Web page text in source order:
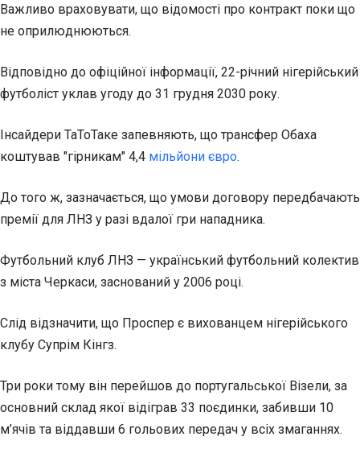
Важливо враховувати, що відомості про контракт поки що
не оприлюднюються.
Відповідно до офіційної інформації, 22-річний нігерійський
футболіст уклав угоду до 31 грудня 2030 року.
Інсайдери ТаТоТаке запевняють, що трансфер Обаха
коштував "гірникам" 4,4 мільйони євро.
До того ж, зазначається, що умови договору передбачають
премії для ЛНЗ у разі вдалої гри нападника.
Футбольний клуб ЛНЗ — український футбольний колектив
з міста Черкаси, заснований у 2006 році.
Слід відзначити, що Проспер є вихованцем нігерійського
клубу Супрім Кінгз.
Три роки тому він перейшов до португальської Візели, за
основний склад якої відіграв 33 поєдинки, забивши 10
м’ячів та віддавши 6 гольових передач у всіх змаганнях.